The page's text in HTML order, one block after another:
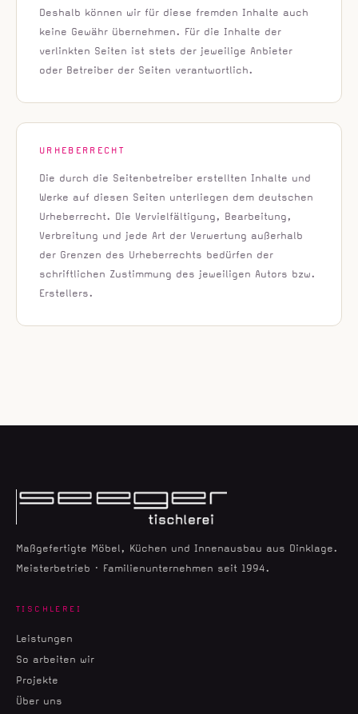
Deshalb können wir für diese fremden Inhalte auch
keine Gewähr übernehmen. Für die Inhalte der
verlinkten Seiten ist stets der jeweilige Anbieter
oder Betreiber der Seiten verantwortlich.
URHEBERRECHT
Die durch die Seitenbetreiber erstellten Inhalte und
Werke auf diesen Seiten unterliegen dem deutschen
Urheberrecht. Die Vervielfältigung, Bearbeitung,
Verbreitung und jede Art der Verwertung außerhalb
der Grenzen des Urheberrechts bedürfen der
schriftlichen Zustimmung des jeweiligen Autors bzw.
Erstellers.
Maßgefertigte Möbel, Küchen und Innenausbau aus Dinklage.
Meisterbetrieb · Familienunternehmen seit 1994.
TISCHLEREI
Leistungen
So arbeiten wir
Projekte
Über uns